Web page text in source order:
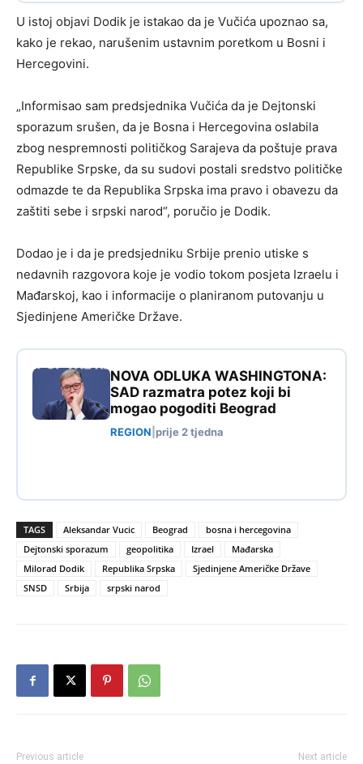
U istoj objavi Dodik je istakao da je Vučića upoznao sa,
kako je rekao, narušenim ustavnim poretkom u Bosni i
Hercegovini.
„Informisao sam predsjednika Vučića da je Dejtonski
sporazum srušen, da je Bosna i Hercegovina oslabila
zbog nespremnosti političkog Sarajeva da poštuje prava
Republike Srpske, da su sudovi postali sredstvo političke
odmazde te da Republika Srpska ima pravo i obavezu da
zaštiti sebe i srpski narod“, poručio je Dodik.
Dodao je i da je predsjedniku Srbije prenio utiske s
nedavnih razgovora koje je vodio tokom posjeta Izraelu i
Mađarskoj, kao i informacije o planiranom putovanju u
Sjedinjene Američke Države.
NOVA ODLUKA WASHINGTONA:
SAD razmatra potez koji bi
mogao pogoditi Beograd
REGION prije 2 tjedna
TAGS Aleksandar Vucic Beograd
bosna i hercegovina
Dejtonski sporazum
geopolitika Izrael
Mađarska
Milorad Dodik
Republika Srpska
Sjedinjene Američke Države
SNSD
Srbija srpski narod
Previous article Next article